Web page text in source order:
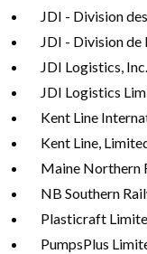
JDI - Division
JDI - Division de
JDI Logistics, Inc.
JDI Logistics
Kent Line
Kent Line,
Maine Northern
NB Southern
Plasticraft
PumpsPlus